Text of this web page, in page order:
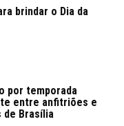
brindar o Dia da
por temporada
entre anfitriões e
de Brasília